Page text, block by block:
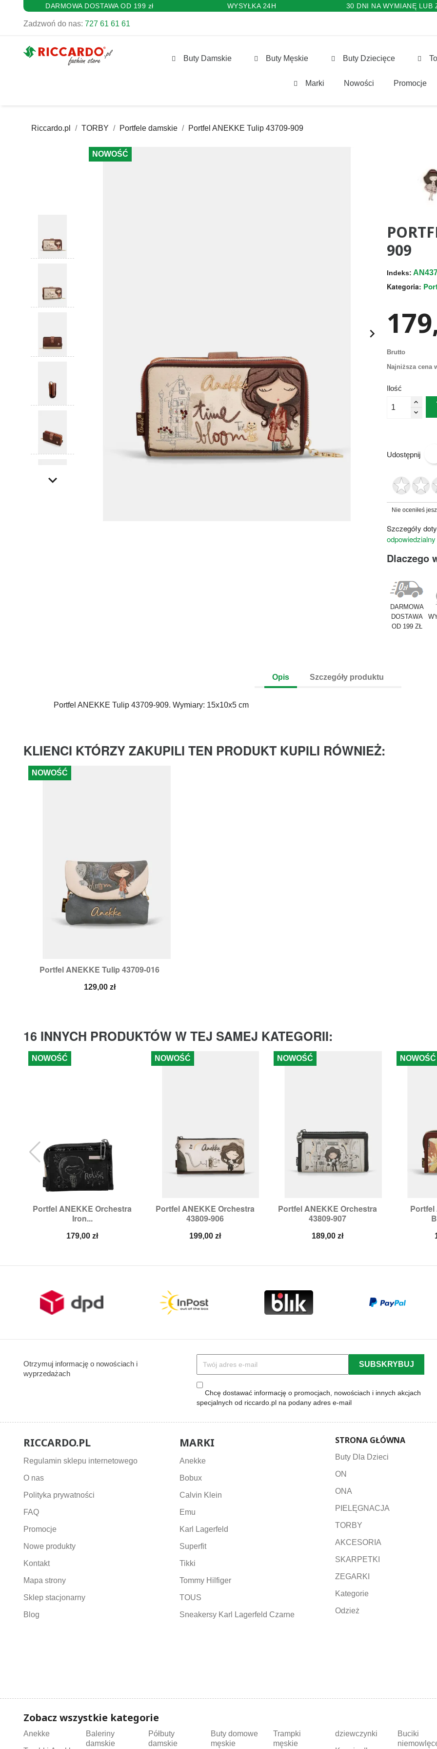
DARMOWA DOSTAWA OD 199 zł WYSYŁKA 24H 30 DNI NA WYMIANĘ LUB
Zadzwoń do nas: 727 61 61 61
Buty Damskie Buty Męskie Buty Dziecięce
Marki Nowości Promocje
Riccardo.pl TORBY Portfele damskie Portfel ANEKKE Tulip 43709-909
NOWOŚĆ

909
Indeks:
Kategoria:
Brutto
Najniższa cena
Ilość
Udostępnij
Nie oceniłeś
Szczegóły
Dlaczego
DARMOWA
DOSTAWA
OD 199 ZŁ
Opis Szczegóły produktu
Portfel ANEKKE Tulip 43709-909. Wymiary: 15x10x5 cm
KLIENCI KTÓRZY ZAKUPILI TEN PRODUKT KUPILI RÓWNIEŻ:
Portfel ANEKKE Tulip 43709-016
Cena
129,00 zł
 Szybki podgląd
NOWOŚĆ
16 INNYCH PRODUKTÓW W TEJ SAMEJ KATEGORII:
Portfel ANEKKE Orchestra
Iron...
Cena
179,00 zł
Szybki podgląd
NOWOŚĆ
Portfel ANEKKE Orchestra
43809-906
Cena
199,00 zł
Szybki podgląd
NOWOŚĆ
Portfel ANEKKE Orchestra
43809-907
Cena
189,00 zł
Szybki podgląd
NOWOŚĆ
Portfel

NOWOŚĆ
Otrzymuj informację o nowościach i
wyprzedażach
Chcę dostawać informację o promocjach, nowościach i innych akcjach
specjalnych od riccardo.pl na podany adres e-mail
RICCARDO.PL
Regulamin sklepu internetowego
O nas
Polityka prywatności
FAQ
Promocje
Nowe produkty
Kontakt
Mapa strony
Sklep stacjonarny
Blog
MARKI
Anekke
Bobux
Calvin Klein
Emu
Karl Lagerfeld
Superfit
Tikki
Tommy Hilfiger
TOUS
Sneakersy Karl Lagerfeld Czarne
STRONA GŁÓWNA
Buty Dla Dzieci
ON
ONA
PIELĘGNACJA
TORBY
AKCESORIA
SKARPETKI
ZEGARKI
Kategorie
Odzież
Zobacz wszystkie kategorie
Anekke
Baleriny
damskie
Półbuty
damskie
Buty domowe
męskie
Trampki
męskie
dziewczynki
Buciki